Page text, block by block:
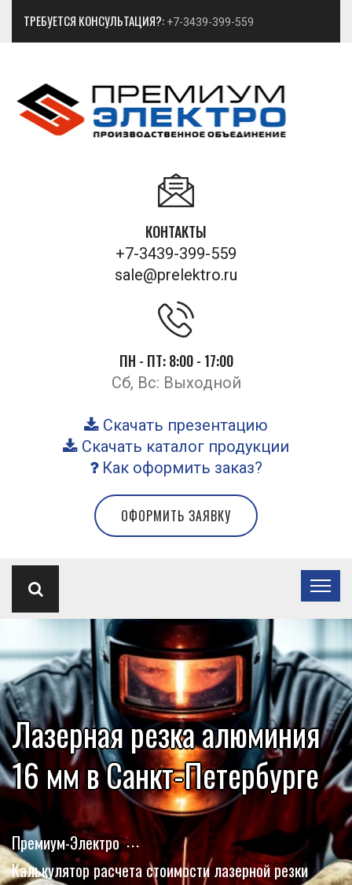
ТРЕБУЕТСЯ КОНСУЛЬТАЦИЯ?: +7-3439-399-559
КОНТАКТЫ
+7-3439-399-559
sale@prelektro.ru
ПН - ПТ: 8:00 - 17:00
Сб, Вс: Выходной
Скачать презентацию
Скачать каталог продукции
Как оформить заказ?
ОФОРМИТЬ ЗАЯВКУ
Лазерная резка алюминия
16 мм в Санкт-Петербурге
Премиум-Электро
Калькулятор расчета стоимости лазерной резки